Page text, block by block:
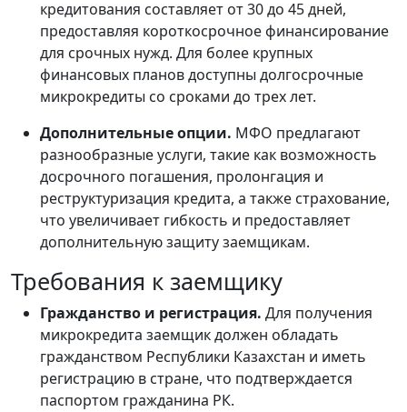
кредитования составляет от 30 до 45 дней,
предоставляя короткосрочное финансирование
для срочных нужд. Для более крупных
финансовых планов доступны долгосрочные
микрокредиты со сроками до трех лет.
Дополнительные опции. МФО предлагают
разнообразные услуги, такие как возможность
досрочного погашения, пролонгация и
реструктуризация кредита, а также страхование,
что увеличивает гибкость и предоставляет
дополнительную защиту заемщикам.
Требования к заемщику
Гражданство и регистрация. Для получения
микрокредита заемщик должен обладать
гражданством Республики Казахстан и иметь
регистрацию в стране, что подтверждается
паспортом гражданина РК.